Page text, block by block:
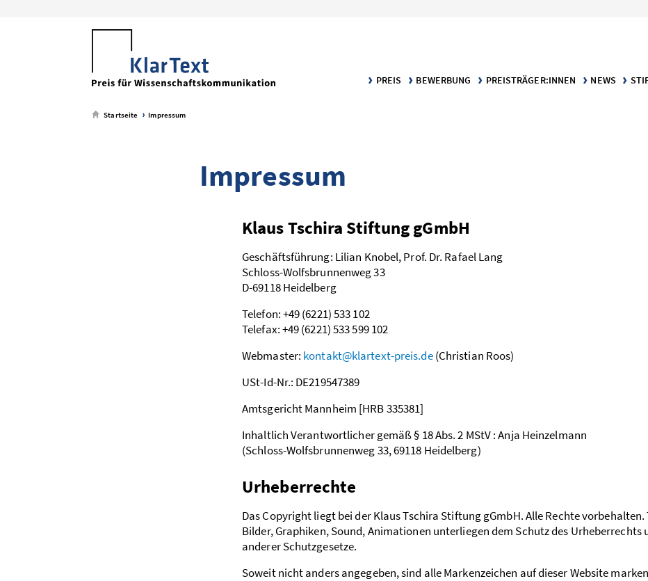
PREIS
BEWERBUNG
PREISTRÄGER:INNEN
NEWS
Startseite Impressum
Impressum
Klaus Tschira Stiftung gGmbH
Geschäftsführung: Lilian Knobel, Prof. Dr. Rafael Lang
Schloss-Wolfsbrunnenweg 33
D-69118 Heidelberg
Telefon: +49 (6221) 533 102
Telefax: +49 (6221) 533 599 102
Webmaster: kontakt@klartext-preis.de(Christian Roos)
USt-Id-Nr.: DE219547389
Amtsgericht Mannheim [HRB 335381]
Inhaltlich Verantwortlicher gemäß § 18 Abs. 2 MStV : Anja Heinzelmann
(Schloss-Wolfsbrunnenweg 33, 69118 Heidelberg)
Urheberrechte
Das Copyright liegt bei der Klaus Tschira Stiftung gGmbH. Alle Rechte vorbehalten.
Bilder, Graphiken, Sound, Animationen unterliegen dem Schutz des Urheberrechts
anderer Schutzgesetze.
Soweit nicht anders angegeben, sind alle Markenzeichen auf dieser Website